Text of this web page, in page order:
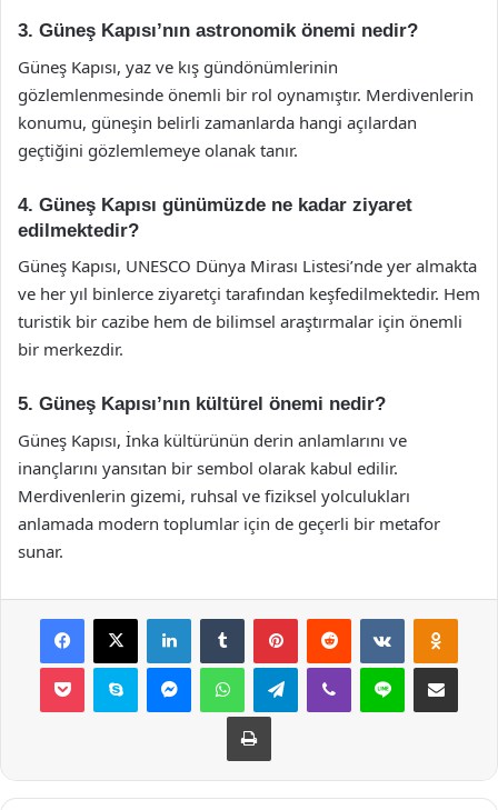
3. Güneş Kapısı’nın astronomik önemi nedir?
Güneş Kapısı, yaz ve kış gündönümlerinin
gözlemlenmesinde önemli bir rol oynamıştır. Merdivenlerin
konumu, güneşin belirli zamanlarda hangi açılardan
geçtiğini gözlemlemeye olanak tanır.
4. Güneş Kapısı günümüzde ne kadar ziyaret
edilmektedir?
Güneş Kapısı, UNESCO Dünya Mirası Listesi’nde yer almakta
ve her yıl binlerce ziyaretçi tarafından keşfedilmektedir. Hem
turistik bir cazibe hem de bilimsel araştırmalar için önemli
bir merkezdir.
5. Güneş Kapısı’nın kültürel önemi nedir?
Güneş Kapısı, İnka kültürünün derin anlamlarını ve
inançlarını yansıtan bir sembol olarak kabul edilir.
Merdivenlerin gizemi, ruhsal ve fiziksel yolculukları
anlamada modern toplumlar için de geçerli bir metafor
sunar.
Facebook
X LinkedInTumblr PinterestReddit VKontakte
Pocket Skype MessengerWhatsAppTelegramViber Line E-Posta ile
Yazdır